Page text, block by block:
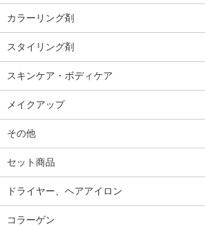
カラーリング剤
スタイリング剤
スキンケア・ボディケア
メイクアップ
その他
セット商品
ドライヤー、ヘアアイロン
コラーゲン